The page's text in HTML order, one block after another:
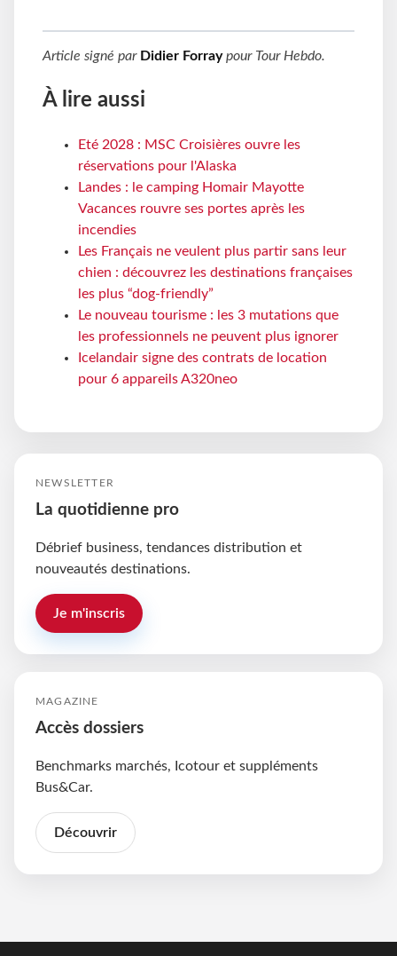
Article signé par Didier Forraypour Tour Hebdo.
À lire aussi
Eté 2028 : MSC Croisières ouvre les
réservations pour l'Alaska
Landes : le camping Homair Mayotte
Vacances rouvre ses portes après les
incendies
Les Français ne veulent plus partir sans leur
chien : découvrez les destinations françaises
les plus “dog-friendly”
Le nouveau tourisme : les 3 mutations que
les professionnels ne peuvent plus ignorer
Icelandair signe des contrats de location
pour 6 appareils A320neo
NEWSLETTER
La quotidienne pro
Débrief business, tendances distribution et
nouveautés destinations.
Je m'inscris
MAGAZINE
Accès dossiers
Benchmarks marchés, Icotour et suppléments
Bus&Car.
Découvrir